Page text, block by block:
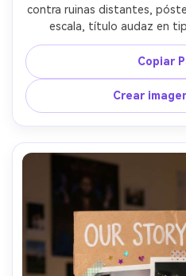
contra ruinas distantes,
escala, título audaz en
atmósfera de postal como
y líneas de mapa, créditos
negativo equilibrado para
profundidad de
Copiar
Crear